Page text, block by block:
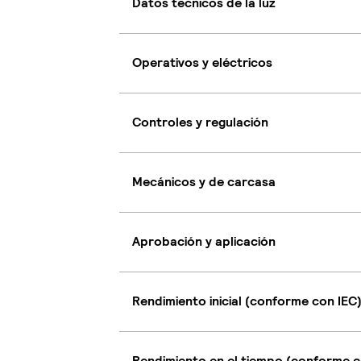
Operativos y eléctricos
Controles y regulación
Mecánicos y de carcasa
Aprobación y aplicación
Rendimiento inicial (conforme con IEC)